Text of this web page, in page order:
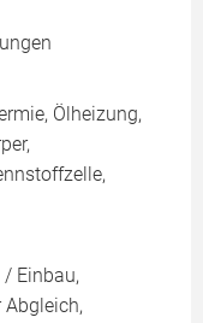
Ölheizung,
Einbau,
Abgleich,